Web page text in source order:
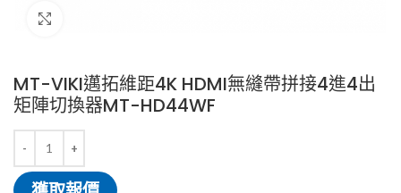
MT-VIKI邁拓維距4K HDMI無縫帶拼接4進4出
矩陣切換器MT-HD44WF